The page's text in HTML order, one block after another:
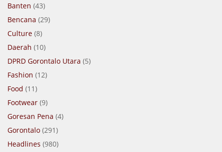
Banten (43)
Bencana (29)
Culture (8)
Daerah (10)
DPRD Gorontalo Utara (5)
Fashion (12)
Food (11)
Footwear (9)
Goresan Pena (4)
Gorontalo (291)
Headlines (980)